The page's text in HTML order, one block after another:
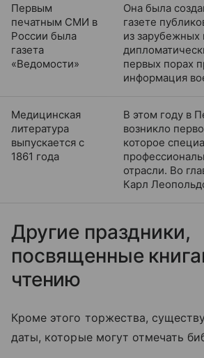
Первым
печатным СМИ в
России была
газета
«Ведомости»
Она была
газете
из зарубежных
первых порах
информация
Медицинская
литература
выпускается с
1861 года
В этом году в
возникло
которое
отрасли. Во
Карл
Другие праздники,
посвященные
чтению
Кроме этого торжества,
даты, которые могут отмечать